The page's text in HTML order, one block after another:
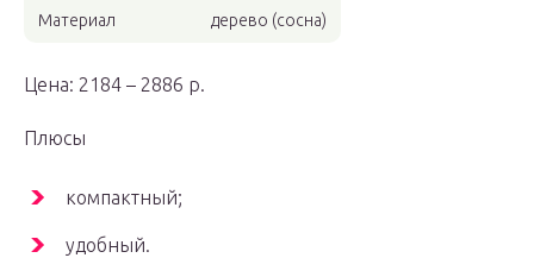
Материал дерево (сосна)
Цена: 2184 – 2886 р.
Плюсы
компактный;
удобный.